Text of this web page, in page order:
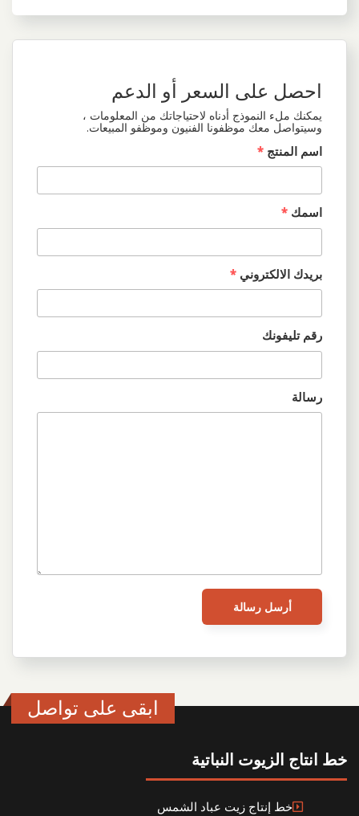
احصل على السعر أو الدعم
يمكنك ملء النموذج أدناه لاحتياجاتك من المعلومات ،
وسيتواصل معك موظفونا الفنيون وموظفو المبيعات.
اسم المنتج *
اسمك *
بريدك الالكتروني *
رقم تليفونك
رسالة
ابقى على تواصل
خط انتاج الزيوت النباتية
خط إنتاج زيت عباد الشمس